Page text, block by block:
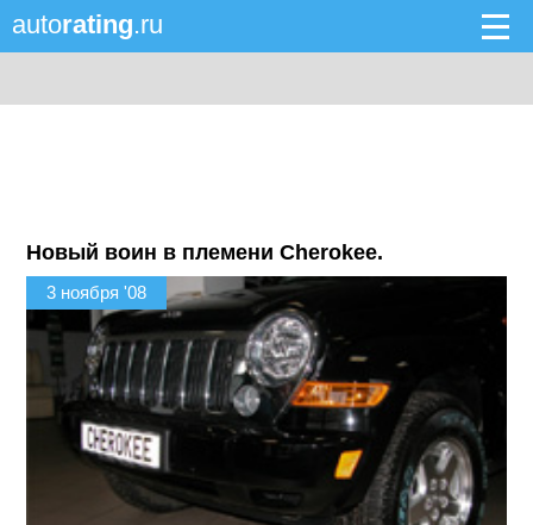
autorating.ru
Новый воин в племени Cherokee.
3 ноября '08